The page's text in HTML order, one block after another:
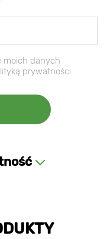
moich danych
prywatności.